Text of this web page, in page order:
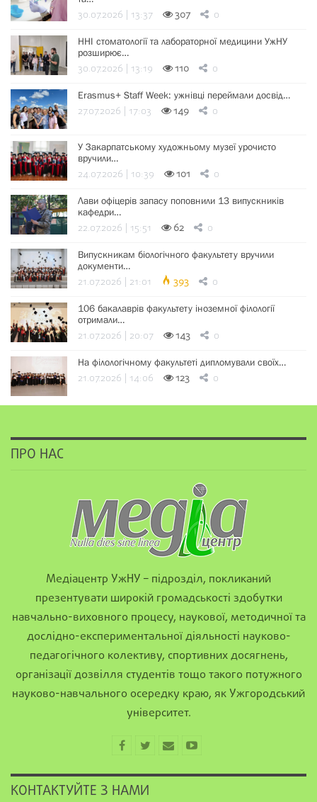
30.07.2026 | 13:37 307 0
ННІ стоматології та лабораторної медицини УжНУ
розширює…
30.07.2026 | 13:19 110 0
Erasmus+ Staff Week: ужнівці переймали досвід…
27.07.2026 | 17:03 149 0
У Закарпатському художньому музеї урочисто
вручили…
24.07.2026 | 10:39 101 0
Лави офіцерів запасу поповнили 13 випускників
кафедри…
22.07.2026 | 15:51 62 0
Випускникам біологічного факультету вручили
документи…
21.07.2026 | 21:01 393 0
106 бакалаврів факультету іноземної філології
отримали…
21.07.2026 | 20:07 143 0
На філологічному факультеті дипломували своїх…
21.07.2026 | 14:06 123 0
ПРО НАС
Медіацентр УжНУ – підрозділ, покликаний
презентувати широкій громадськості здобутки
навчально-виховного процесу, наукової, методичної та
дослідно-експериментальної діяльності науково-
педагогічного колективу, спортивних досягнень,
організації дозвілля студентів тощо такого потужного
науково-навчального осередку краю, як Ужгородський
університет.
КОНТАКТУЙТЕ З НАМИ